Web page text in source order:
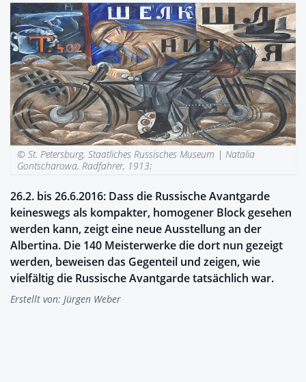
© St. Petersburg, Staatliches Russisches Museum | Natalia
Gontscharowa, Radfahrer, 1913;
26.2. bis 26.6.2016: Dass die Russische Avantgarde
keineswegs als kompakter, homogener Block gesehen
werden kann, zeigt eine neue Ausstellung an der
Albertina. Die 140 Meisterwerke die dort nun gezeigt
werden, beweisen das Gegenteil und zeigen, wie
vielfältig die Russische Avantgarde tatsächlich war.
Erstellt von: Jürgen Weber